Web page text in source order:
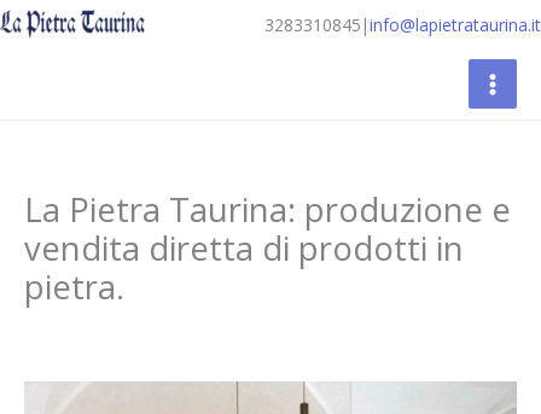
Vai
al
3283310845 |info@lapietrataurina.it
La Pietra Taurina: produzione e
vendita diretta di prodotti in
pietra.